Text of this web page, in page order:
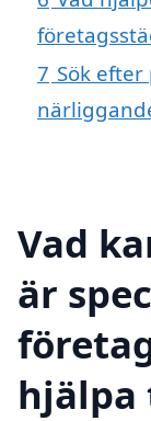
7 Sök
Vad
är
hjälpa